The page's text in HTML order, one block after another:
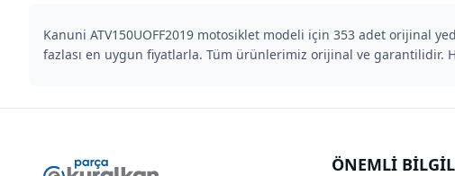
Kanuni ATV150UOFF2019 motosiklet modeli için 353 adet orijinal
fazlası en uygun fiyatlarla. Tüm ürünlerimiz orijinal ve garantilidir.
ÖNEMLİ